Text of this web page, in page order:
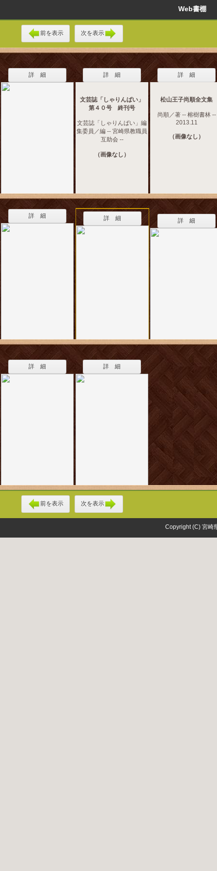
Web書棚
前を表示 次を表示
詳 細 詳 細
文芸誌「しゃりんばい」
第４０号 終刊号
文芸誌「しゃりんばい」編
集委員／編 -- 宮崎県教職員
互助会 --
（画像なし）
詳 細
松山王子尚順全文集
尚順／著 -- 榕樹書林 --
2013.11
（画像なし）
詳 細 詳 細 詳 細
詳 細 詳 細
前を表示 次を表示
Copyright (C) 宮崎